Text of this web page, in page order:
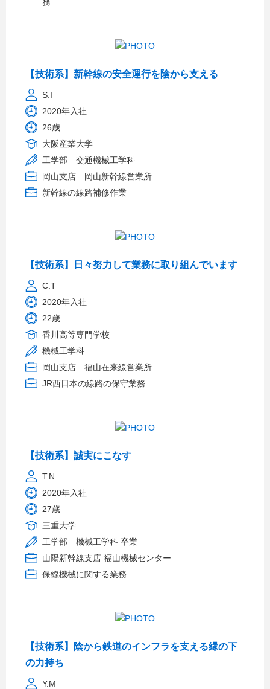
【技術系】新幹線の安全運行を陰から支える
S.I
2020年入社
26歳
大阪産業大学
工学部 交通機械工学科
岡山支店 岡山新幹線営業所
新幹線の線路補修作業
【技術系】日々努力して業務に取り組んでいます
C.T
2020年入社
22歳
香川高等専門学校
機械工学科
岡山支店 福山在来線営業所
JR西日本の線路の保守業務
【技術系】誠実にこなす
T.N
2020年入社
27歳
三重大学
工学部 機械工学科 卒業
山陽新幹線支店 福山機械センター
保線機械に関する業務
【技術系】陰から鉄道のインフラを支える縁の下
の力持ち
Y.M